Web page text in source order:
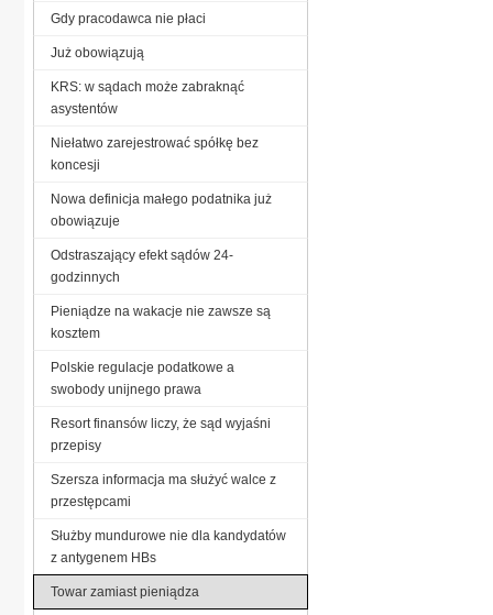
Gdy pracodawca nie płaci
Już obowiązują
KRS: w sądach może zabraknąć
asystentów
Niełatwo zarejestrować spółkę bez
koncesji
Nowa definicja małego podatnika już
obowiązuje
Odstraszający efekt sądów 24-
godzinnych
Pieniądze na wakacje nie zawsze są
kosztem
Polskie regulacje podatkowe a
swobody unijnego prawa
Resort finansów liczy, że sąd wyjaśni
przepisy
Szersza informacja ma służyć walce z
przestępcami
Służby mundurowe nie dla kandydatów
z antygenem HBs
Towar zamiast pieniądza